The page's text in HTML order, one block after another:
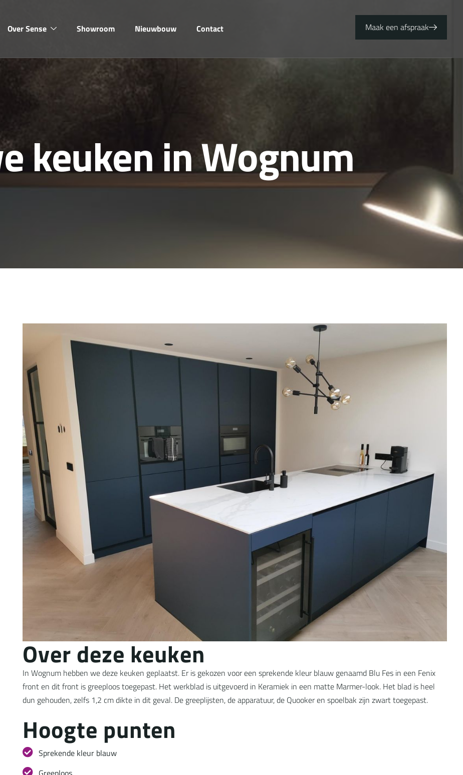
Over Sense Showroom Nieuwbouw Contact Maak een afspraak
ekeukeninWognum
Overdeze keuken
In Wognum hebben we deze keuken geplaatst. Er is gekozen voor een sprekende kleur blauw genaamd Blu Fes in een Fenix
front en dit front is greeploos toegepast. Het werkblad is uitgevoerd in Keramiek in een matte Marmer-look. Het blad is heel
dun gehouden, zelfs 1,2 cm dikte in dit geval. De greeplijsten, de apparatuur, de Quooker en spoelbak zijn zwart toegepast.
Hoogte punten
Sprekende kleur blauw